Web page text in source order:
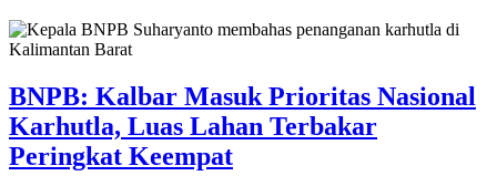
BNPB: Kalbar Masuk Prioritas Nasional
Karhutla, Luas Lahan Terbakar
Peringkat Keempat